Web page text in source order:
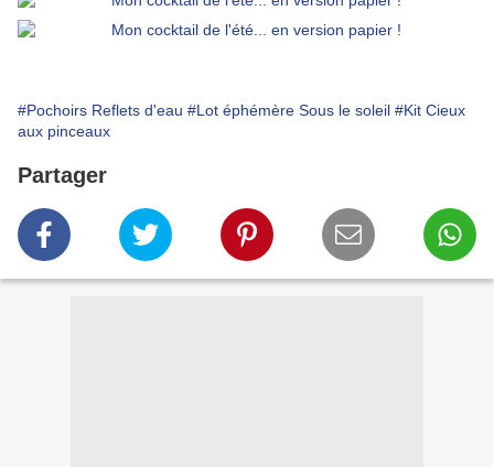
#Pochoirs Reflets d'eau #Lot éphémère Sous le soleil #Kit Cieux
aux pinceaux
Partager